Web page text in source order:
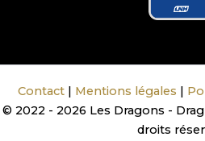
Contact| Mentions légales
© 2022 - 2026 Les Dragons -
droits